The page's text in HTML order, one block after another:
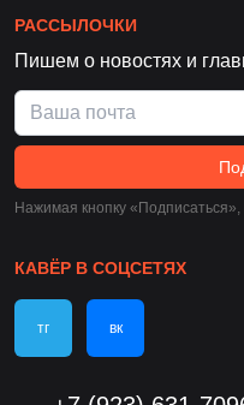
РАССЫЛОЧКИ
Пишем о новостях и
Нажимая кнопку
КАВЁР В СОЦСЕТЯХ
тг вк